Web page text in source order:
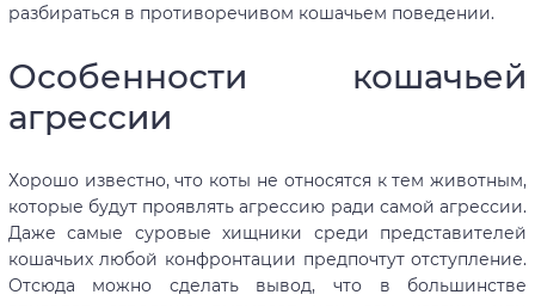
разбираться в противоречивом кошачьем поведении.
Особенности кошачьей
агрессии
Хорошо известно, что коты не относятся к тем животным,
которые будут проявлять агрессию ради самой агрессии.
Даже самые суровые хищники среди представителей
кошачьих любой конфронтации предпочтут отступление.
Отсюда можно сделать вывод, что в большинстве